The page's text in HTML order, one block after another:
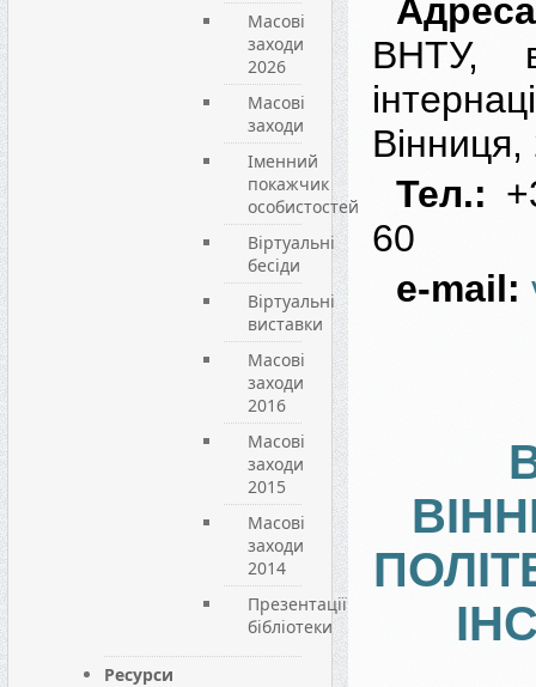
Масові
заходи
2026
Масові
заходи
Іменний
покажчик
особистостей
Віртуальні
бесіди
Віртуальні
виставки
Масові
заходи
2016
Масові
заходи
2015
Масові
заходи
2014
Презентації
бібліотеки
Ресурси
ВНТУ,
Тел.:
60
e-mail: